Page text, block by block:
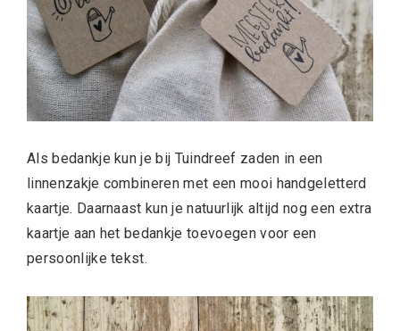
Als bedankje kun je bij Tuindreef zaden in een
linnenzakje combineren met een mooi handgeletterd
kaartje. Daarnaast kun je natuurlijk altijd nog een extra
kaartje aan het bedankje toevoegen voor een
persoonlijke tekst.